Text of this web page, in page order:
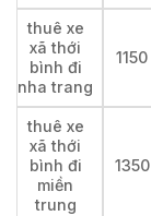
thuê xe
xã thới
bình đi
nha trang
1150
thuê xe
xã thới
bình đi
miền
trung
1350